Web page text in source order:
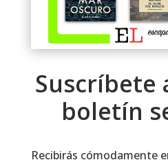
Suscríbete
boletín
Recibirás cómodamente